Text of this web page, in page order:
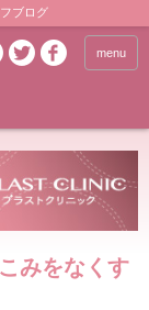
ブログ
menu
みをなくす